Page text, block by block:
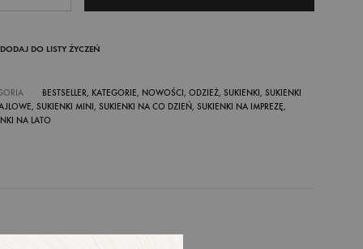
DODAJ DO LISTY ŻYCZEŃ
BESTSELLER, KATEGORIE, NOWOŚCI, ODZIEŻ, SUKIENKI, SUKIENKI
, SUKIENKI MINI, SUKIENKI NA CO DZIEŃ, SUKIENKI NA IMPREZĘ,
NA LATO